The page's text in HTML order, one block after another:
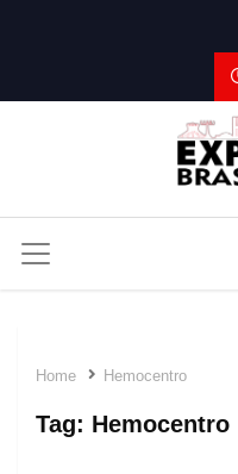
Home Hemocentro
Tag: Hemocentro